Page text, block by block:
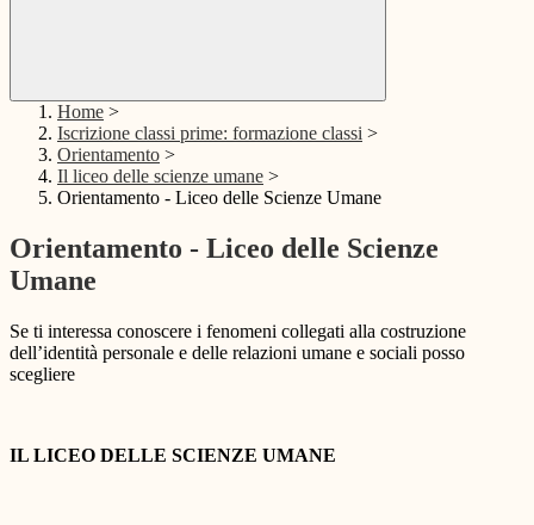
Home >
Iscrizione classi prime: formazione classi >
Orientamento >
Il liceo delle scienze umane >
Orientamento - Liceo delle Scienze Umane
Orientamento - Liceo delle Scienze
Umane
Se ti interessa conoscere i fenomeni collegati alla costruzione
dell’identità personale e delle relazioni umane e sociali posso
scegliere
IL LICEO DELLE SCIENZE UMANE